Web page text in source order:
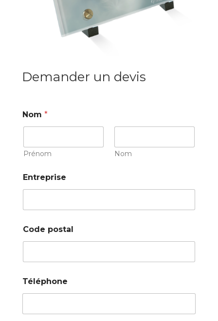
Demander un devis
Nom *
Prénom Nom
Entreprise
Code postal
Téléphone